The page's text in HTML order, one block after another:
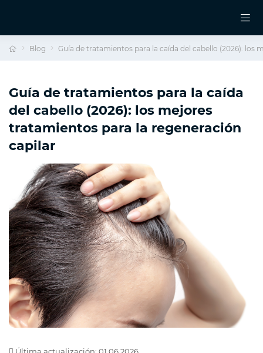
Blog Guía de tratamientos para la caída del cabello (2026): los
Guía de tratamientos para la caída
del cabello (2026): los mejores
tratamientos para la regeneración
capilar
Última actualización: 01.06.2026